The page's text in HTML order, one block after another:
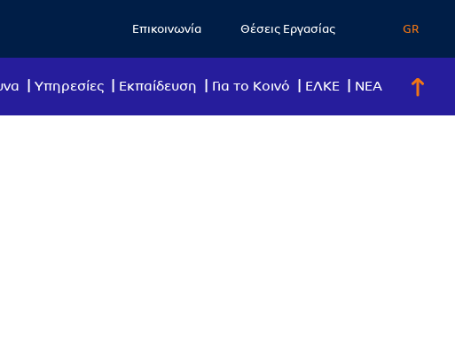
GR
Υπηρεσίες Eκπαίδευση Για το Κοινό ΕΛΚΕ ΝΕΑ
Επικοινωνία Θέσεις Εργασίας